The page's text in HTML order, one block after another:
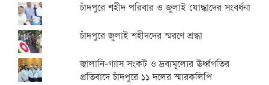
চাঁদপুরে শহীদ পরিবার ও জুলাই যোদ্ধাদের সংবর্ধনা
চাঁদপুরে জুলাই শহীদদের স্মরণে শ্রদ্ধা
জ্বালানি-গ্যাস সংকট ও দ্রব্যমূল্যের ঊর্ধ্বগতির
প্রতিবাদে চাঁদপুরে ১১ দলের স্মারকলিপি